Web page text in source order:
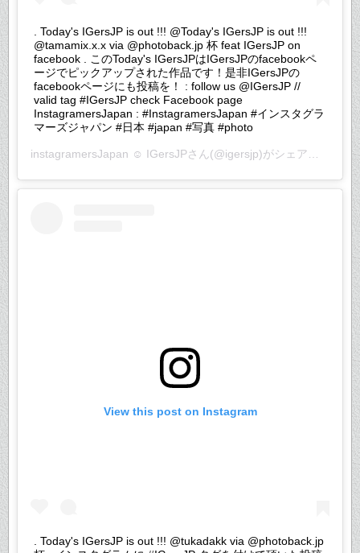
. Today's IGersJP is out !!! @Today's IGersJP is out !!!
@tamamix.x.x via @photoback.jp 杯 feat IGersJP on
facebook . このToday's IGersJPはIGersJPのfacebookペ
ージでピックアップされた作品です！是非IGersJPの
facebookページにも投稿を！ : follow us @IGersJP //
valid tag #IGersJP check Facebook page
InstagramersJapan : #InstagramersJapan #インスタグラ
マーズジャパン #日本 #japan #写真 #photo
instagramersJapan ☺︎ IGersJPさん(@igersjp)がシェアした投稿 –
View this post on Instagram
. Today's IGersJP is out !!! @tukadakk via @photoback.jp